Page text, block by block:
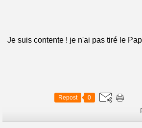
Je suis contente ! je n'ai pas tiré le
Repost 0